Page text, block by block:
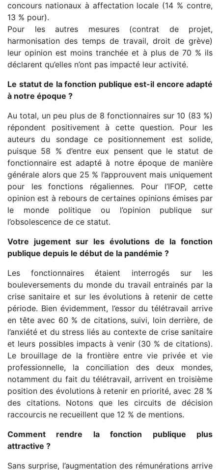
concours nationaux à affectation locale (14 % contre,
13 % pour).
Pour les autres mesures (contrat de projet,
harmonisation des temps de travail, droit de grève)
leur opinion est moins tranchée et à plus de 70 % ils
déclarent qu’elles n’ont pas impacté leur activité.
Le statut de la fonction publique est-il encore adapté
à notre époque ?
Au total, un peu plus de 8 fonctionnaires sur 10 (83 %)
répondent positivement à cette question. Pour les
auteurs du sondage ce positionnement est solide,
puisque 58 % d’entre eux pensent que le statut de
fonctionnaire est adapté à notre époque de manière
générale alors que 25 % l’approuvent mais uniquement
pour les fonctions régaliennes. Pour l’IFOP, cette
opinion est à rebours de certaines opinions émises par
le monde politique ou l’opinion publique sur
l’obsolescence de ce statut.
Votre jugement sur les évolutions de la fonction
publique depuis le début de la pandémie ?
Les fonctionnaires étaient interrogés sur les
bouleversements du monde du travail entrainés par la
crise sanitaire et sur les évolutions à retenir de cette
période. Bien évidemment, l’essor du télétravail arrive
en tête avec 60 % de citations, suivi, loin derrière, de
l’anxiété et du stress liés au contexte de crise sanitaire
et leurs possibles impacts à venir (30 % de citations).
Le brouillage de la frontière entre vie privée et vie
professionnelle, la conciliation des deux mondes,
notamment du fait du télétravail, arrivent en troisième
position des évolutions à retenir en priorité, avec 28 %
des citations. Notons que les circuits de décision
raccourcis ne recueillent que 12 % de mentions.
Comment rendre la fonction publique plus
attractive ?
Sans surprise, l’augmentation des rémunérations arrive